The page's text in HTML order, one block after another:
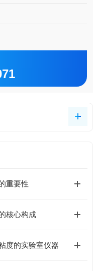
重要性
核心构成
度的实验室仪器